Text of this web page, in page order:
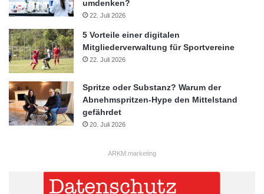
umdenken?
22. Juli 2026
5 Vorteile einer digitalen
Mitgliederverwaltung für Sportvereine
22. Juli 2026
Spritze oder Substanz? Warum der
Abnehmspritzen-Hype den Mittelstand
gefährdet
20. Juli 2026
ARKM.marketing